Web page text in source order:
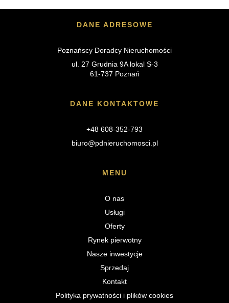
DANE ADRESOWE
Poznańscy Doradcy Nieruchomości
ul. 27 Grudnia 9A lokal S-3
61-737 Poznań
DANE KONTAKTOWE
+48 608-352-793
biuro@pdnieruchomosci.pl
MENU
O nas
Usługi
Oferty
Rynek pierwotny
Nasze inwestycje
Sprzedaj
Kontakt
Polityka prywatności i plików cookies